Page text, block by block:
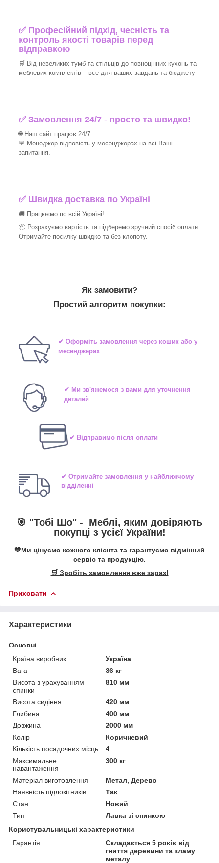
✅ Професійний підхід, чесність та
контроль якості товарів перед
відправкою
🛒 Від невеликих тумб та стільців до повноцінних кухонь та
меблевих комплектів – все для ваших завдань та бюджету
✅ Замовлення 24/7 - просто та швидко!
🌐 Наш сайт працює 24/7
💬 Менеджер відповість у месенджерах на всі Ваші
запитання.
✅ Швидка доставка по Україні
🚚 Працюємо по всій Україні!
📦 Розрахуємо вартість та підберемо зручний спосіб оплати.
Отримайте посилку швидко та без клопоту.
Як замовити?
Простий алгоритм покупки:
✔ Оформіть замовлення через кошик або у
месенджерах
✔ Ми зв'яжемося з вами для уточнення
деталей
✔ Відправимо після оплати
✔ Отримайте замовлення у найближчому
відділенні
🎯 "Тобі Шо" - Меблі, яким довіряють
покупці з усієї України!
💙Ми цінуємо кожного клієнта та гарантуємо відмінний
сервіс та продукцію.
🛒 Зробіть замовлення вже зараз!
Приховати
Характеристики
Основні
Країна виробник
Україна
Вага
36 кг
Висота з урахуванням
спинки
810 мм
Висота сидіння
420 мм
Глибина
400 мм
Довжина
2000 мм
Колір
Коричневий
Кількість посадочних місць
4
Максимальне
навантаження
300 кг
Матеріал виготовлення
Метал, Дерево
Наявність підлокітників
Так
Стан
Новий
Тип
Лавка зі спинкою
Користувальницькі характеристики
Гарантія
Складається 5 років від
гниття деревини та зламу
металу